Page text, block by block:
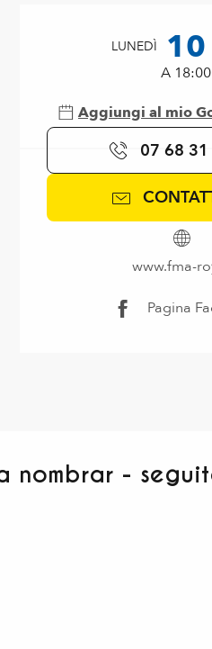
Orari e
LUNEDÌ 10
A 18:00
Aggiungi al mio
07 68 31
www.fma-
Pagina
nombrar -